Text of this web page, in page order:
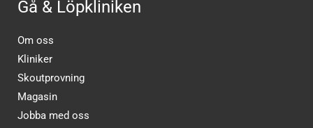
Gå & Löpkliniken
Om oss
Kliniker
Skoutprovning
Magasin
Jobba med oss